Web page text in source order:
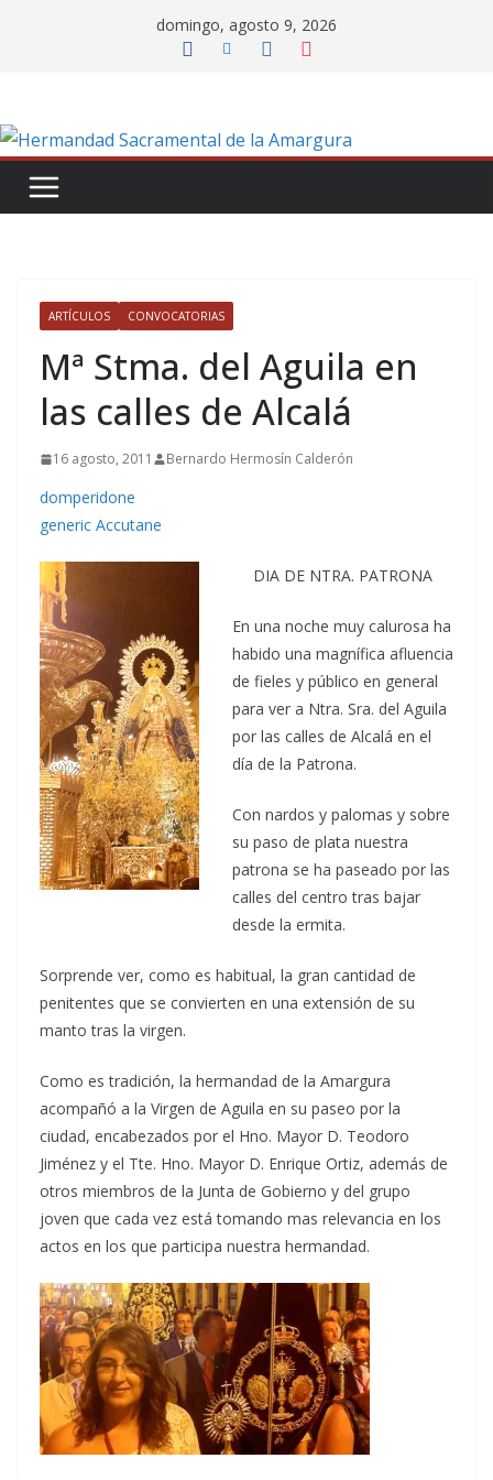
domingo, agosto 9, 2026
ARTÍCULOS CONVOCATORIAS
Mª Stma. del Aguila en
las calles de Alcalá
16 agosto, 2011 Bernardo Hermosín Calderón
domperidone
generic Accutane
DIA DE NTRA. PATRONA
En una noche muy calurosa ha
habido una magnífica afluencia
de fieles y público en general
para ver a Ntra. Sra. del Aguila
por las calles de Alcalá en el
día de la Patrona.
Con nardos y palomas y sobre
su paso de plata nuestra
patrona se ha paseado por las
calles del centro tras bajar
desde la ermita.
Sorprende ver, como es habitual, la gran cantidad de
penitentes que se convierten en una extensión de su
manto tras la virgen.
Como es tradición, la hermandad de la Amargura
acompañó a la Virgen de Aguila en su paseo por la
ciudad, encabezados por el Hno. Mayor D. Teodoro
Jiménez y el Tte. Hno. Mayor D. Enrique Ortiz, además de
otros miembros de la Junta de Gobierno y del grupo
joven que cada vez está tomando mas relevancia en los
actos en los que participa nuestra hermandad.